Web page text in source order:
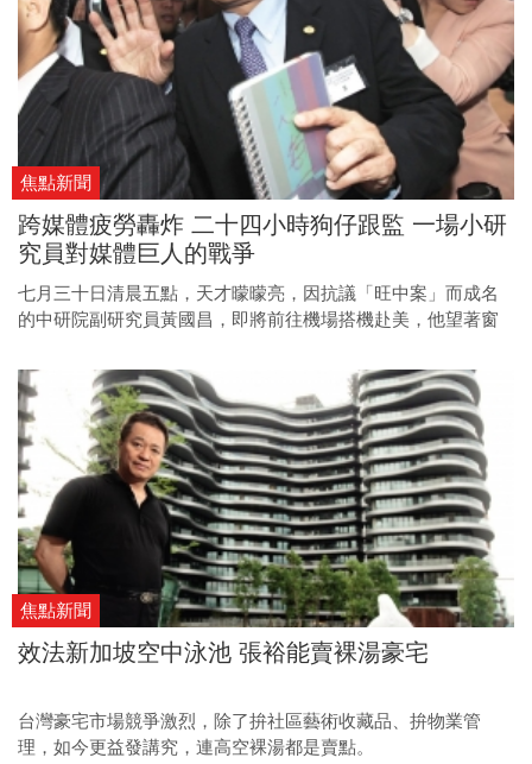
焦點新聞
跨媒體疲勞轟炸 二十四小時狗仔跟監 一場小研
究員對媒體巨人的戰爭
七月三十日清晨五點，天才曚曚亮，因抗議「旺中案」而成名
的中研院副研究員黃國昌，即將前往機場搭機赴美，他望著窗
兩輛「似曾相識」的車子，一路跟隨著他到機場……
焦點新聞
效法新加坡空中泳池 張裕能賣裸湯豪宅
台灣豪宅市場競爭激烈，除了拚社區藝術收藏品、拚物業管
理，如今更益發講究，連高空裸湯都是賣點。